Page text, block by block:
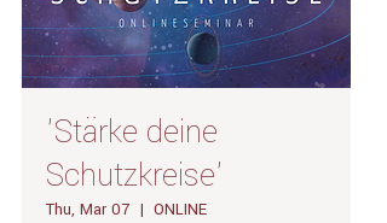
'Stärke deine
Schutzkreise'
Thu, Mar 07
  |
ONLINE